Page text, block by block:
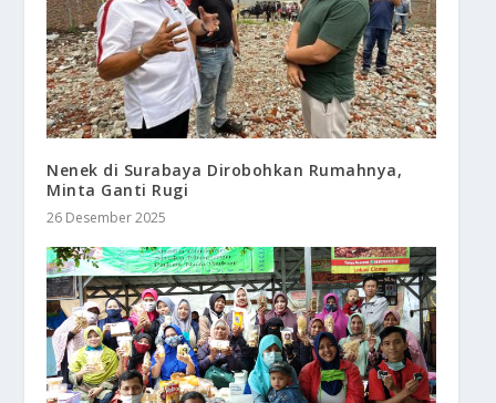
Nenek di Surabaya Dirobohkan Rumahnya,
Minta Ganti Rugi
26 Desember 2025